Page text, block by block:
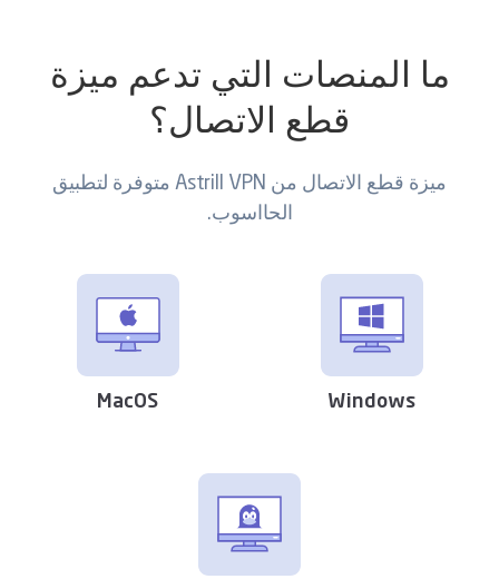
ما المنصات التي تدعم ميزة
قطع الاتصال؟
ميزة قطع الاتصال من Astrill VPN متوفرة لتطبيق
الحااسوب.
Windows
MacOS